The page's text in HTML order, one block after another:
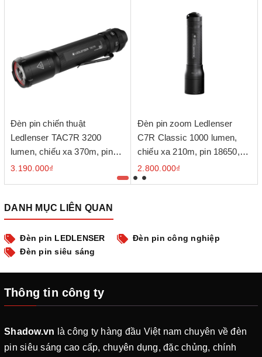
Đèn pin chiến thuật
Ledlenser TAC7R 3200
lumen, chiếu xa 370m, pin
21700, sạc USB-C
3.190.000₫
Đèn pin zoom Ledlenser
C7R Classic 1000 lumen,
chiếu xa 210m, pin 18650,
sạc Floating Charge
2.800.000₫
DANH MỤC LIÊN QUAN
Đèn pin LEDLENSER
Đèn pin công nghiệp
Đèn pin siêu sáng
Thông tin công ty
Shadow.vn là công ty hàng đầu Việt nam chuyên về đèn
pin siêu sáng cao cấp, chuyên dụng, đặc chủng, chính